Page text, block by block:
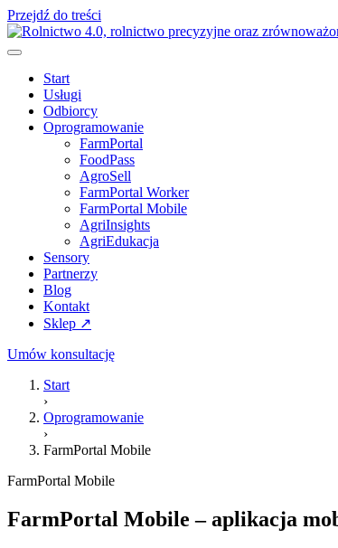
Przejdź do treści
Start
Usługi
Odbiorcy
Oprogramowanie
FarmPortal
FoodPass
AgroSell
FarmPortal Worker
FarmPortal Mobile
AgriInsights
AgriEdukacja
Sensory
Partnerzy
Blog
Kontakt
Sklep ↗
Umów konsultację
Start
›
Oprogramowanie
›
FarmPortal Mobile
FarmPortal Mobile
FarmPortal Mobile – aplikacja